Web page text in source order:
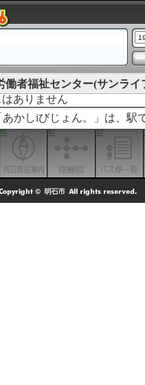
働者福祉センター(サンライ
ありません
あかしiびじょん。」は、駅